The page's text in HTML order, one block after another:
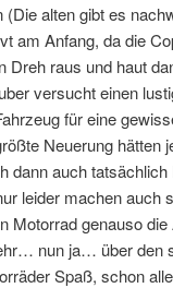
(Die alten gibt es
am Anfang, da die
Dreh raus und haut
versucht einen
für eine
Neuerung hätten
dann auch
leider machen auch
Motorrad genauso
nun ja… über den
Spaß, schon